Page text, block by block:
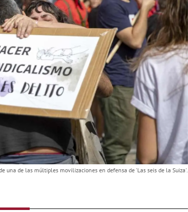
una de las múltiples movilizaciones en defensa de 'Las seis de la Suiza'.